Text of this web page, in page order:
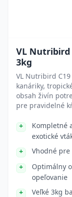
VL Nutribird
3kg
VL Nutribird
kanáriky,
obsah živín
pre pravidelné
Kompletné
exotické
Vhodné
Optimálny
opeľovanie
Veľké 3kg